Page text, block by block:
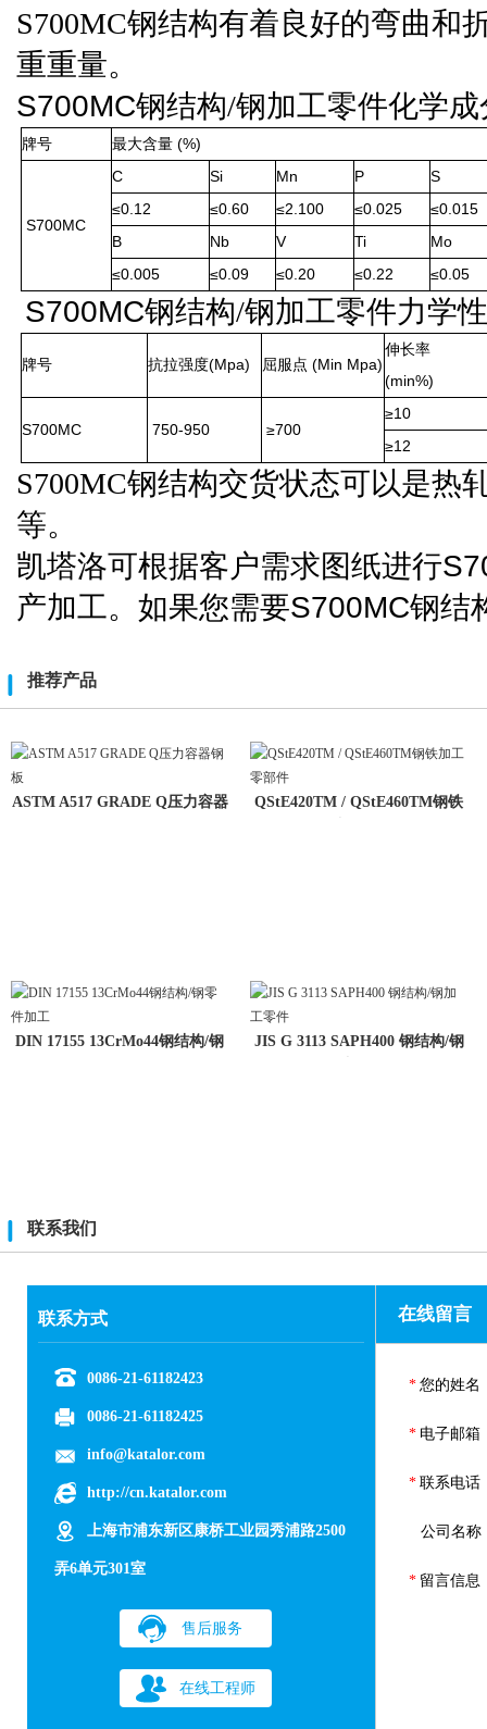
S700MC钢结构有着良好的弯曲和
重重量。
S700MC钢结构/钢加工零件化学
牌号 最大含量 (%)
S700MC
C Si Mn P
S
≤0.12
≤0.60 ≤2.100 ≤0.025
≤0.015
B
Nb V Ti
Mo
≤0.005
≤0.09 ≤0.20 ≤0.22 ≤0.05
S700MC钢结构/钢加工零件力学
牌号 抗拉强度(Mpa) 屈服点 (Min Mpa)
伸长率
(min%)
S700MC 750-950 ≥700
≥10
≥12
S700MC钢结构交货状态可以是热
等。
凯塔洛可根据客户需求图纸进行
产加工。 如果您需要S700MC钢结
推荐产品
ASTM A517 GRADE Q压力容器
QStE420TM / QStE460TM钢铁
DIN 17155 13CrMo44钢结构/钢
JIS G 3113 SAPH400 钢结构/钢
联系我们
联系方式
0086-21-61182423
0086-21-61182425
info@katalor.com
http://cn.katalor.com
上海市浦东新区康桥工业园秀浦路2500
弄6单元301室
售后服务
在线工程师
在线留言
* 您的姓名
* 电子邮箱
* 联系电话
公司名称
* 留言信息